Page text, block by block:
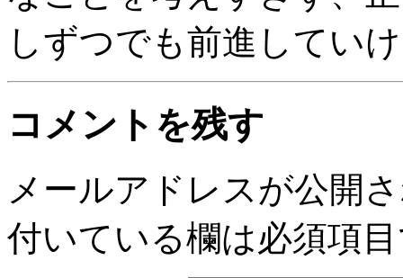
しずつでも前進してい
コメントを残す
メールアドレスが公開
付いている欄は必須項